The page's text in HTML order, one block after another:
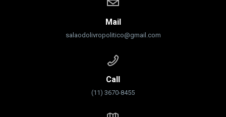
Mail
salaodolivropolitico@gmail.com
Call
(11) 3670-8455